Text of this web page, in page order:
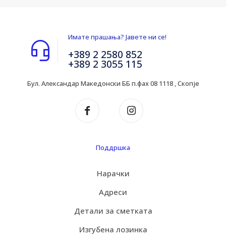
Имате прашања? Јавете ни се!
+389 2 2580 852
+389 2 3055 115
Бул. Александар Македонски ББ п.фах 08 1118 , Скопје
Поддршка
Нарачки
Адреси
Детали за сметката
Изгубена лозинка